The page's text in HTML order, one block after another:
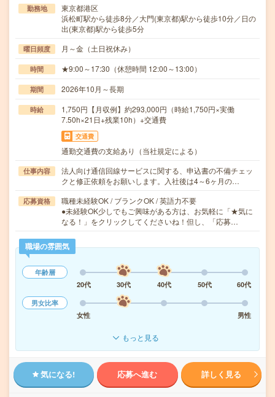
勤務地
東京都港区
浜松町駅から徒歩8分／大門(東京都)駅から徒歩10分／日の
出(東京都)駅から徒歩5分
曜日頻度 月～金（土日祝休み）
時間 ★9:00～17:30（休憩時間 12:00～13:00）
期間 2026年10月～長期
時給
1,750円【月収例】約293,000円（時給1,750円×実働
7.50h×21日+残業10h）+交通費
交通費
通勤交通費の支給あり（当社規定による）
仕事内容
法人向け通信回線サービスに関する、申込書の不備チェッ
クと修正依頼をお願いします。入社後は4～6ヶ月の…
応募資格
職種未経験OK / ブランクOK / 英語力不要
●未経験OK少しでもご興味がある方は、お気軽に「★気に
なる！」をクリックしてくださいね！但し、「応募…
職場の雰囲気
年齢層
20代
30代 40代 50代
60代
男女比率
女性
男性
もっと見る
気になる! 応募へ進む 詳しく見る